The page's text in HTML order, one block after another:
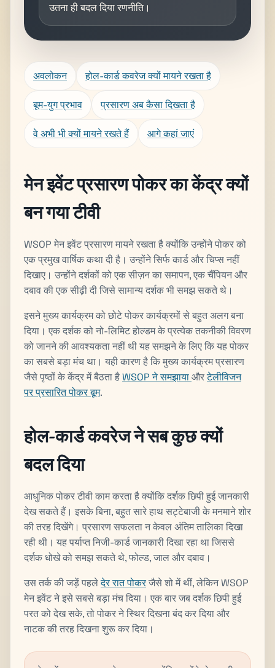
उतना ही बदल दिया रणनीति।
अवलोकन होल-कार्ड कवरेज क्यों मायने रखता है
बूम-युग प्रभाव प्रसारण अब कैसा दिखता है
वे अभी भी क्यों मायने रखते हैं आगे कहां जाएं
मेन इवेंट प्रसारण पोकर का केंद्र क्यों
बन गया टीवी
WSOP मेन इवेंट प्रसारण मायने रखता है क्योंकि उन्होंने पोकर को
एक प्रमुख वार्षिक कथा दी है। उन्होंने सिर्फ कार्ड और चिप्स नहीं
दिखाए। उन्होंने दर्शकों को एक सीज़न का समापन, एक चैंपियन और
दबाव की एक सीढ़ी दी जिसे सामान्य दर्शक भी समझ सकते थे।
इसने मुख्य कार्यक्रम को छोटे पोकर कार्यक्रमों से बहुत अलग बना
दिया। एक दर्शक को नो-लिमिट होल्डम के प्रत्येक तकनीकी विवरण
को जानने की आवश्यकता नहीं थी यह समझने के लिए कि यह पोकर
का सबसे बड़ा मंच था। यही कारण है कि मुख्य कार्यक्रम प्रसारण
जैसे पृष्ठों के केंद्र में बैठता हैWSOP ने समझायाऔरटेलीविजन
पर प्रसारित पोकर बूम.
होल-कार्ड कवरेज ने सब कुछ क्यों
बदल दिया
आधुनिक पोकर टीवी काम करता है क्योंकि दर्शक छिपी हुई जानकारी
देख सकते हैं। इसके बिना, बहुत सारे हाथ सट्टेबाजी के मनमाने शोर
की तरह दिखेंगे। प्रसारण सफलता न केवल अंतिम तालिका दिखा
रही थी। यह पर्याप्त निजी-कार्ड जानकारी दिखा रहा था जिससे
दर्शक धोखे को समझ सकते थे, फोल्ड, जाल और दबाव।
उस तर्क की जड़ें पहलेदेर रात पोकरजैसे शो में थीं, लेकिन WSOP
मेन इवेंट ने इसे सबसे बड़ा मंच दिया। एक बार जब दर्शक छिपी हुई
परत को देख सके, तो पोकर ने स्थिर दिखना बंद कर दिया और
नाटक की तरह दिखना शुरू कर दिया।